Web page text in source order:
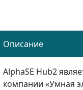
Описание
AlphaSE Hub2
компании «Умная